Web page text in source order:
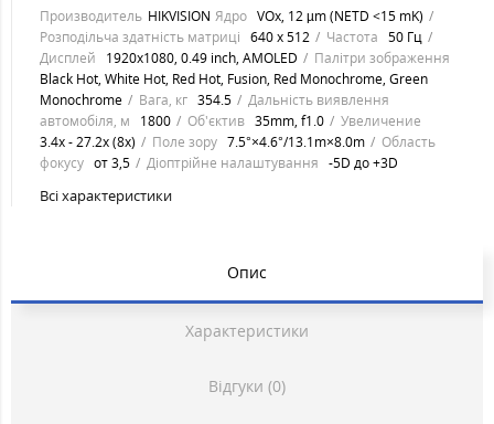
Производитель HIKVISION Ядро VOx, 12 µm (NETD <15 mK)
Розподільча здатність матриці 640 x 512 Частота 50 Гц
Дисплей
1920x1080, 0.49 inch, AMOLED
Палітри зображення
Black Hot, White Hot, Red Hot, Fusion, Red Monochrome, Green
Monochrome
Вага, кг 354.5
Дальність виявлення
автомобіля, м
1800 Об'єктив 35mm, f1.0
Увеличение
3.4x - 27.2x (8x)
Поле зору 7.5°×4.6°/13.1m×8.0m
Область
фокусу от 3,5 Діоптрійне налаштування -5D до +3D
Всі характеристики
Опис
Характеристики
Відгуки (0)